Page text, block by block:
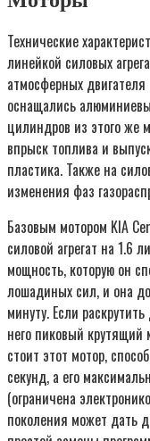
Технические
линейкой силовых
атмосферных
оснащались
цилиндров из этого же
впрыск топлива и
пластика. Также на
изменения фаз
Базовым мотором KIA
силовой агрегат на 1.6
мощность, которую он
лошадиных сил, и она
минуту. Если
него пиковый крутящий
стоит этот мотор,
секунд, а его
(ограничена
поколения может дать